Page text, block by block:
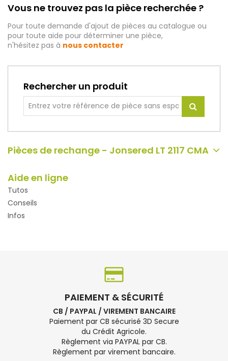
Vous ne trouvez pas la pièce recherchée ?
Pour toute demande d'ajout de pièces au catalogue ou
pour toute aide pour déterminer une pièce,
n'hésitez pas à nous contacter
Rechercher un produit
Pièces de rechange - Jonsered LT 2117 CMA
Aide en ligne
Tutos
Conseils
Infos
PAIEMENT & SÉCURITÉ
CB / PAYPAL / VIREMENT BANCAIRE
Paiement par CB sécurisé 3D Secure
du Crédit Agricole.
Règlement via PAYPAL par CB.
Règlement par virement bancaire.